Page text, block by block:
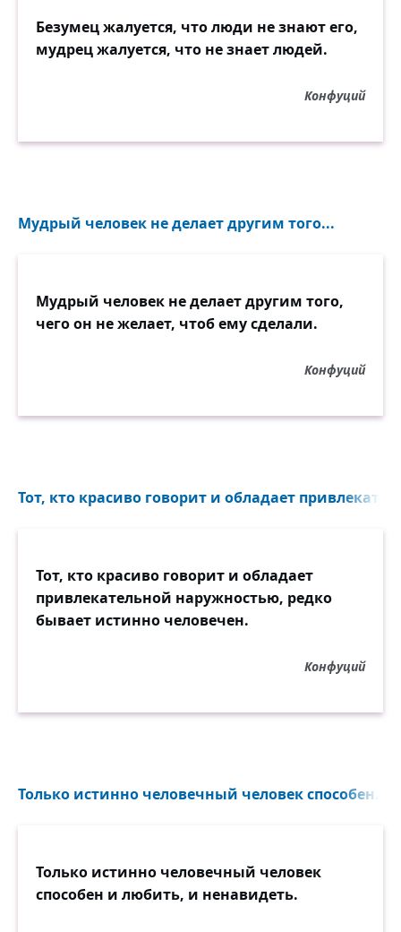
Безумец жалуется, что люди не знают его,
мудрец жалуется, что не знает людей.
Конфуций
Мудрый человек не делает другим того...
Мудрый человек не делает другим того,
чего он не желает, чтоб ему сделали.
Конфуций
Тот, кто красиво говорит и обладает
Тот, кто красиво говорит и обладает
привлекательной наружностью, редко
бывает истинно человечен.
Конфуций
Только истинно человечный человек способен...
Только истинно человечный человек
способен и любить, и ненавидеть.